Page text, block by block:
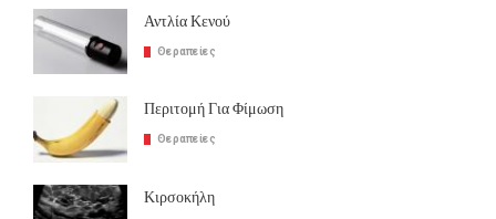
Αντλία Κενού
Θεραπείες
Περιτομή Για Φίμωση
Θεραπείες
Κιρσοκήλη